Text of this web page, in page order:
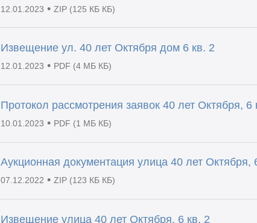
12.01.2023 •ZIP (125 КБ КБ)
Извещение ул. 40 лет Октября дом 6 кв. 2
12.01.2023 • PDF (4 МБ КБ)
Протокол рассмотрения заявок 40 лет Октября, 6
10.01.2023 • PDF (1 МБ КБ)
Аукционная документация улица 40 лет Октября,
07.12.2022 •ZIP (123 КБ КБ)
Извещение улица 40 лет Октября, 6 кв. 2